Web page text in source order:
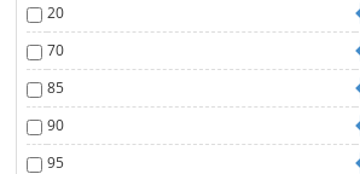
20
70
85
90
95